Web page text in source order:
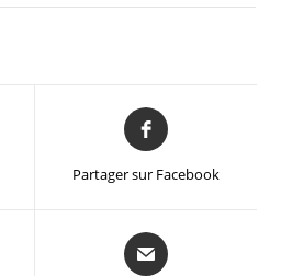
Partager sur Facebook